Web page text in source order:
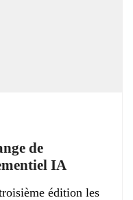
de
IA
édition les